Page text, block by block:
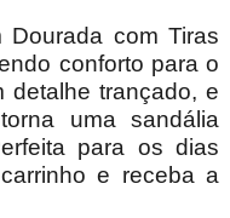
com Tiras
conforto para o
trançado, e
uma sandália
para os dias
e receba a